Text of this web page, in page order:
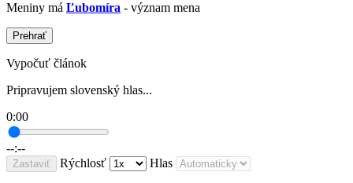
Meniny má Ľubomíra - význam mena
Prehrať
Vypočuť článok
Pripravujem slovenský hlas...
0:00
--:--
Zastaviť Rýchlosť Hlas